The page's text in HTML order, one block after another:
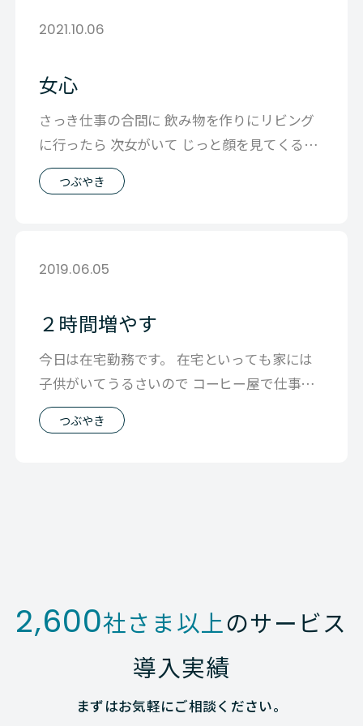
2021.10.06
女心
さっき仕事の合間に 飲み物を作りにリビング
に行ったら 次女がいて じっと顔を見てくるの
で 「何？」というと 「何？ やっ
つぶやき
2019.06.05
２時間増やす
今日は在宅勤務です。 在宅といっても家には
子供がいてうるさいので コーヒー屋で仕事で
す。 在宅勤務の良い点は 往復の通勤
つぶやき
2,600社さま以上のサービス
導入実績
まずはお気軽にご相談ください。